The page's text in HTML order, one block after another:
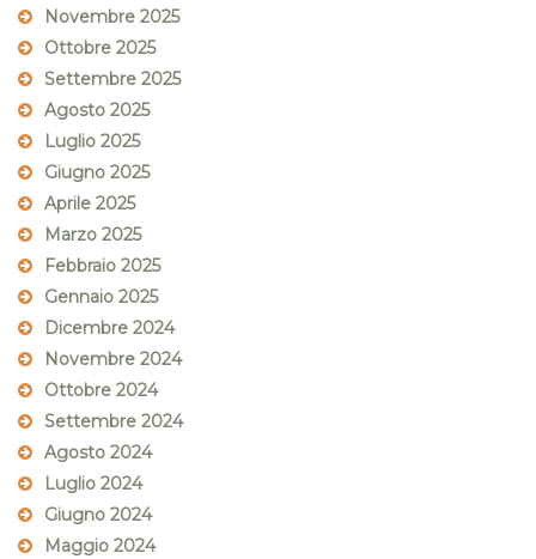
Novembre 2025
Ottobre 2025
Settembre 2025
Agosto 2025
Luglio 2025
Giugno 2025
Aprile 2025
Marzo 2025
Febbraio 2025
Gennaio 2025
Dicembre 2024
Novembre 2024
Ottobre 2024
Settembre 2024
Agosto 2024
Luglio 2024
Giugno 2024
Maggio 2024